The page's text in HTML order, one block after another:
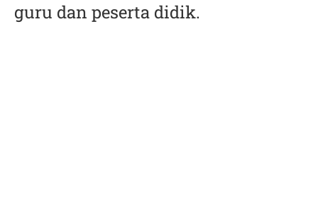
guru dan peserta didik.